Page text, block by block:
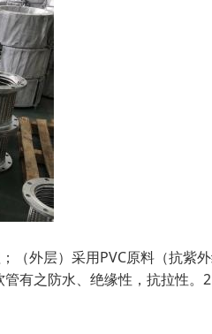
（外层）采用PVC原料（抗紫
有之防水、绝缘性，抗拉性。